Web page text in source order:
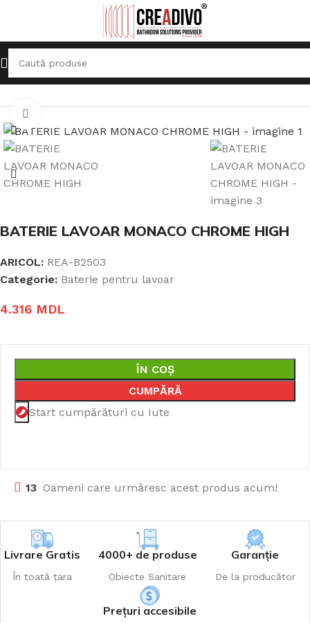
Prima pagină Baterii Sanitare Baterie pentru lavoar
BATERIE LAVOAR MONACO CHROME HIGH
ARICOL: REA-B2503
Categorie: Baterie pentru lavoar
4.316 MDL
ÎN COȘ
CUMPĂRĂ
Start cumpărături cu Iute
13 Oameni care urmăresc acest produs acum!
Livrare Gratis
În toată țara
4000+ de produse
Obiecte Sanitare
Garanție
De la producător
Prețuri accesibile